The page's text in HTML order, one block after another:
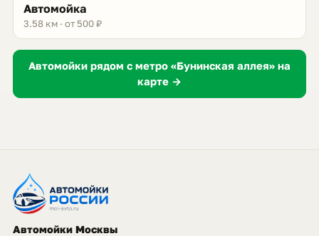
Автомойка
3.58 км · от 500 ₽
Автомойки рядом с метро «Бунинская аллея» на
карте →
Автомойки Москвы